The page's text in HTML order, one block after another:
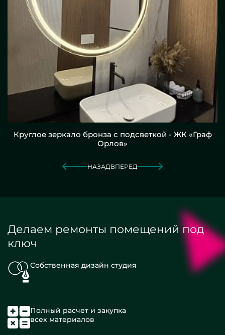
Круглое зеркало бронза с подсветкой - ЖК «Граф
Орлов»
НАЗАД ВПЕРЕД
Делаем ремонты помещений под
ключ
Собственная дизайн студия
Полный расчет и закупка
всех материалов